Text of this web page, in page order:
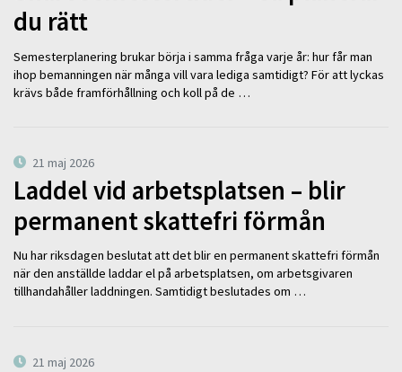
du rätt
Semesterplanering brukar börja i samma fråga varje år: hur får man
ihop bemanningen när många vill vara lediga samtidigt? För att lyckas
krävs både framförhållning och koll på de …
21 maj 2026
Laddel vid arbetsplatsen – blir
permanent skattefri förmån
Nu har riksdagen beslutat att det blir en permanent skattefri förmån
när den anställde laddar el på arbetsplatsen, om arbetsgivaren
tillhandahåller laddningen. Samtidigt beslutades om …
21 maj 2026